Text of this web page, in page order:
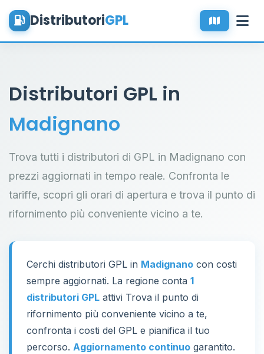
DistributoriGPL
Distributori GPL in
Madignano
Trova tutti i distributori di GPL in Madignano con
prezzi aggiornati in tempo reale. Confronta le
tariffe, scopri gli orari di apertura e trova il punto di
rifornimento più conveniente vicino a te.
Cerchi distributori GPL in Madignano con costi
sempre aggiornati. La regione conta 1
distributori GPL attivi Trova il punto di
rifornimento più conveniente vicino a te,
confronta i costi del GPL e pianifica il tuo
percorso. Aggiornamento continuo garantito.